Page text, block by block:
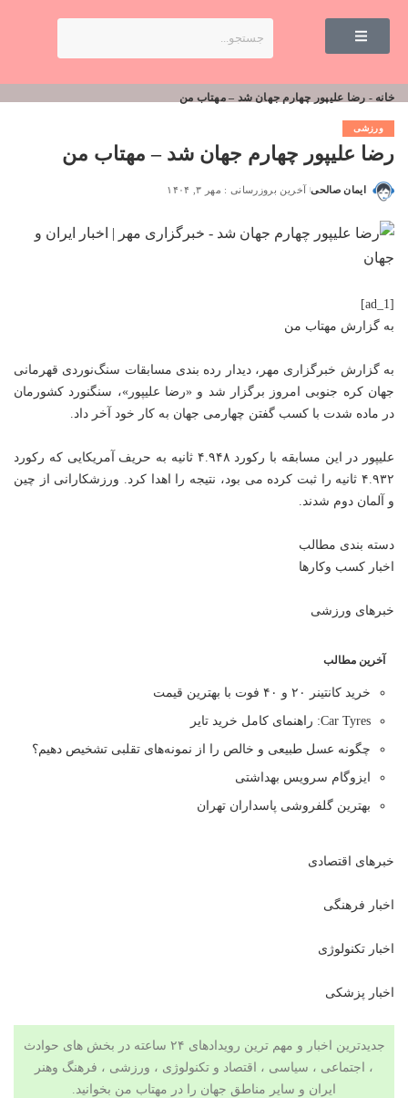
خانه - رضا علیپور چهارم جهان شد – مهتاب من
ورزشی
رضا علیپور چهارم جهان شد – مهتاب من
ایمان صالحی آخرین بروزرسانی : مهر ۳, ۱۴۰۴
[ad_1]
به گزارش مهتاب من
به گزارش خبرگزاری مهر، دیدار رده بندی مسابقات سنگ‌نوردی قهرمانی
جهان کره جنوبی امروز برگزار شد و «رضا علیپور»، سنگنورد کشورمان
در ماده شدت با کسب گفتن چهارمی جهان به کار خود آخر داد.
علیپور در این مسابقه با رکورد ۴.۹۴۸ ثانیه به حریف آمریکایی که رکورد
۴.۹۳۲ ثانیه را ثبت کرده می بود، نتیجه را اهدا کرد. ورزشکارانی از چین
و آلمان دوم شدند.
دسته بندی مطالب
اخبار کسب وکارها
خبرهای ورزشی
آخرین مطالب
خرید کانتینر ۲۰ و ۴۰ فوت با بهترین قیمت
Car Tyres: راهنمای کامل خرید تایر
چگونه عسل طبیعی و خالص را از نمونه‌های تقلبی تشخیص دهیم؟
ایزوگام سرویس بهداشتی
بهترین گلفروشی پاسداران تهران
خبرهای اقتصادی
اخبار فرهنگی
اخبار تکنولوژی
اخبار پزشکی
جدیدترین اخبار و مهم ترین رویدادهای ۲۴ ساعته در بخش های حوادث
، اجتماعی ، سیاسی ، اقتصاد و تکنولوژی ، ورزشی ، فرهنگ وهنر
ایران و سایر مناطق جهان را در مهتاب من بخوانید.